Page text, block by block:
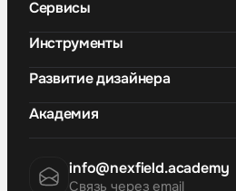
info@nexfield.academy
Связь через email
Сервисы
Инструменты
Развитие дизайнера
Академия